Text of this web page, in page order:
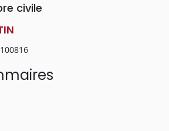
civile